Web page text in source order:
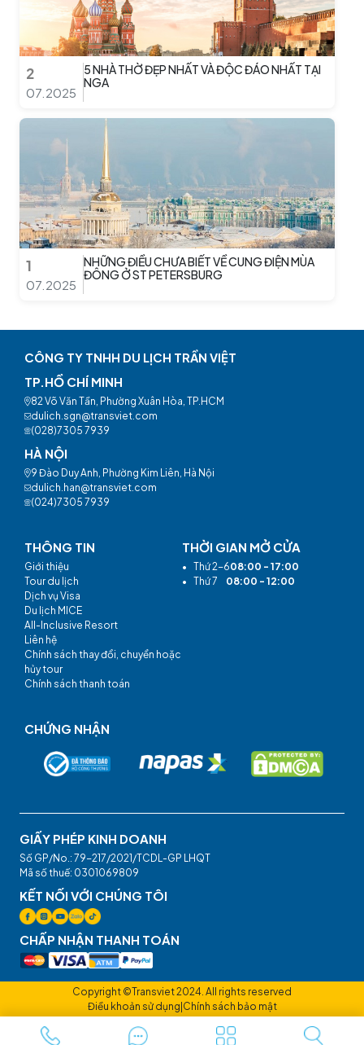
2
07.2025
5 NHÀ THỜ ĐẸP NHẤT VÀ ĐỘC ĐÁO NHẤT TẠI
NGA
1
07.2025
NHỮNG ĐIỀU CHƯA BIẾT VỀ CUNG ĐIỆN MÙA
ĐÔNG Ở ST PETERSBURG
CÔNG TY TNHH DU LỊCH TRẦN VIỆT
TP.HỒ CHÍ MINH
82 Võ Văn Tần, Phường Xuân Hòa, TP.HCM
dulich.sgn@transviet.com
(028)7305 7939
HÀ NỘI
9 Đào Duy Anh, Phường Kim Liên, Hà Nội
dulich.han@transviet.com
(024)7305 7939
THÔNG TIN
Giới thiệu
Tour du lịch
Dịch vụ Visa
Du lịch MICE
All-Inclusive Resort
Liên hệ
Chính sách thay đổi, chuyển hoặc
hủy tour
Chính sách thanh toán
THỜI GIAN MỞ CỬA
• Thứ 2-608:00 - 17:00
• Thứ 7 08:00 - 12:00
CHỨNG NHẬN
GIẤY PHÉP KINH DOANH
Số GP/No.: 79-217/2021/TCDL-GP LHQT
Mã số thuế: 0301069809
KẾT NỐI VỚI CHÚNG TÔI
CHẤP NHẬN THANH TOÁN
Copyright ©Transviet 2024. All rights reserved
Điều khoản sử dụng Chính sách bảo mật